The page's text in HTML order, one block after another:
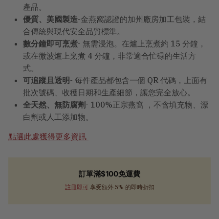
產品。
優質、美國製造-金燕窩認證的加州廠房加工包裝，結
合傳統與現代安全品質標準。
數分鐘即可烹煮- 無需浸泡。在爐上烹煮約 15 分鐘，
或在微波爐上烹煮 4 分鐘，非常適合忙碌的生活方
式。
可追蹤且透明 - 每件產品都包含一個 QR 代碼，上面有
批次號碼、收穫日期和生產細節，讓您完全放心。
全天然、無防腐劑 - 100%正宗燕窩 ，不含填充物、漂
白劑或人工添加物。
點選此處獲得更多資訊
訂單滿$100免運費
註冊即可享受額外 5% 的即時折扣